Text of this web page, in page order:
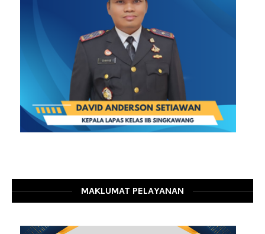
MAKLUMAT PELAYANAN